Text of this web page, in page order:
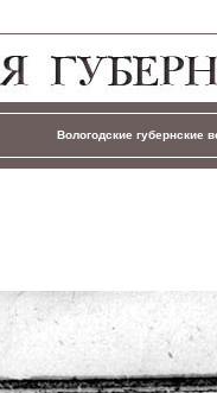
Вологодские губернские